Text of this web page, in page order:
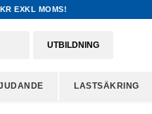
EXKL MOMS!
UTBILDNING
LASTSÄKRING